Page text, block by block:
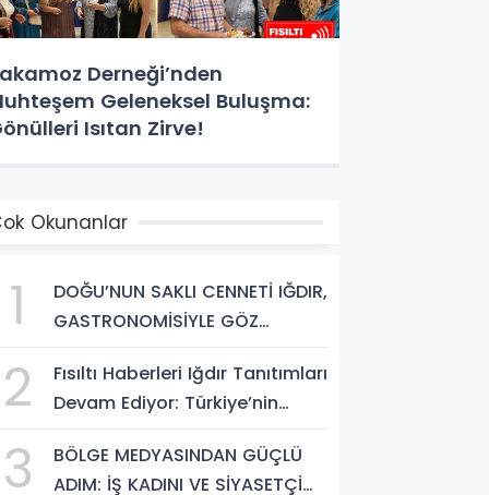
Derneği’nden
Geleneksel Buluşma:
Isıtan Zirve!
Okunanlar
1
DOĞU’NUN SAKLI CENNETİ IĞDIR,
GASTRONOMİSİYLE GÖZ
ANADOLU KÜLTÜRÜNÜN
BULUŞMA NOKTASI
2
Fısıltı Haberleri Iğdır Tanıtımları
Devam Ediyor: Türkiye’nin
Cennetleri Keşfedilmeyi
3
BÖLGE MEDYASINDAN GÜÇLÜ
ADIM: İŞ KADINI VE SİYASETÇİ